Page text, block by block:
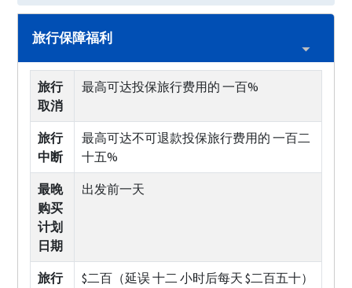
旅行保障福利
旅行
取消
最高可达投保旅行费用的 一百%
旅行
中断
最高可达不可退款投保旅行费用的 一百二
十五%
最晚
购买
计划
日期
出发前一天
旅行
$二百（延误 十二 小时后每天 $二百五十）